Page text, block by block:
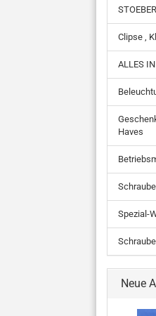
Clipse ,
ALLES
Haves
Spezial-
Neue